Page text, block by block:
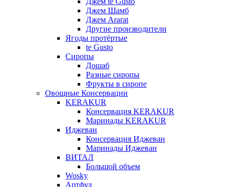
Джем Шамб
Джем Ararat
Другие производители
Ягоды протёртые
te Gusto
Сиропы
Дошаб
Разные сиропы
Фрукты в сиропе
Овощные Консервации
KERAKUR
Консервация KERAKUR
Маринады KERAKUR
Иджеван
Консервация Иджеван
Маринады Иджеван
ВИТАЛ
Большой объем
Wosky
Артфуд